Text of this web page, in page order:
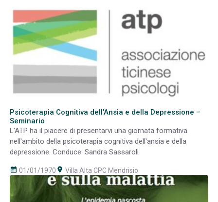
Psicoterapia Cognitiva dell’Ansia e della Depressione –
Seminario
L'ATP ha il piacere di presentarvi una giornata formativa
nell'ambito della psicoterapia cognitiva dell'ansia e della
depressione. Conduce: Sandra Sassaroli
calendar_month 01/01/1970 room Villa Alta CPC Mendrisio